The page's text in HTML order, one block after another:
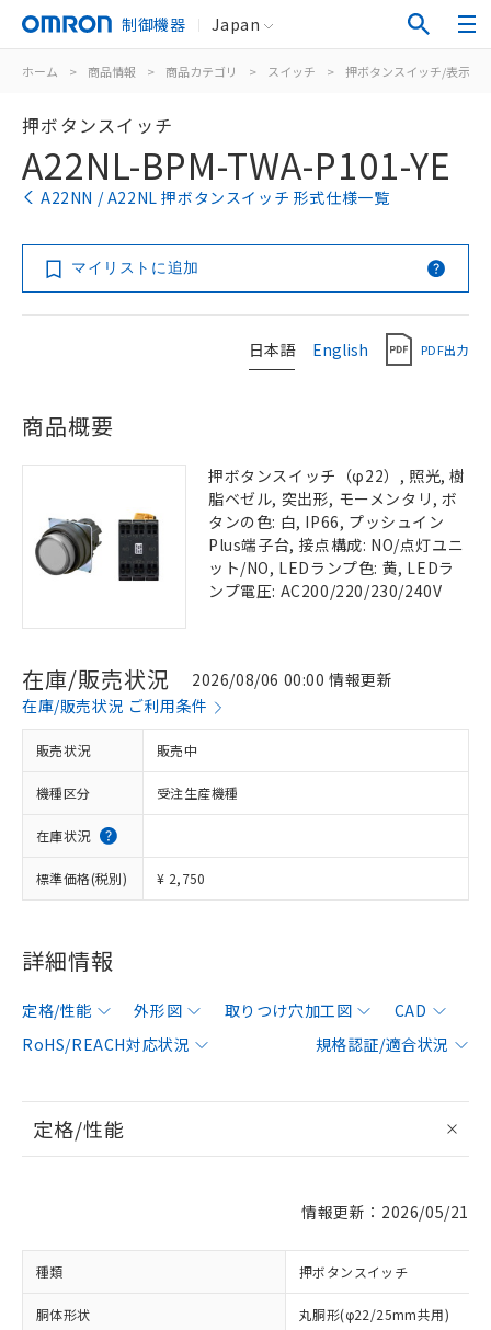
制御機器 Japan
ホーム > 商品情報 > 商品カテゴリ > スイッチ > 押ボタンスイッチ/表示灯
押ボタンスイッチ
A22NL-BPM-TWA-P101-YE
A22NN / A22NL 押ボタンスイッチ 形式仕様一覧
マイリストに追加
日本語 English PDF出力
商品概要
押ボタンスイッチ（φ22）, 照光, 樹
脂ベゼル, 突出形, モーメンタリ, ボ
タンの色: 白, IP66, プッシュイン
Plus端子台, 接点構成: NO/点灯ユニ
ット/NO, LEDランプ色: 黄, LEDラ
ンプ電圧: AC200/220/230/240V
在庫/販売状況
2026/08/06 00:00 情報更新
在庫/販売状況 ご利用条件
販売状況 販売中
機種区分 受注生産機種
在庫状況
標準価格(税別) ¥ 2,750
詳細情報
定格/性能 外形図 取りつけ穴加工図
CAD
RoHS/REACH対応状況
規格認証/適合状況
定格/性能
情報更新：2026/05/21
種類 押ボタンスイッチ
胴体形状 丸胴形(φ22/25mm共用)